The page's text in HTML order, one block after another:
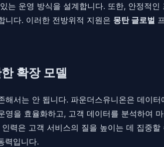
는 운영 방식을 설계합니다. 또한, 안정적
니다. 이러한 전방위적 지원은 몽탄 글로벌
확장 모델
해서는 안 됩니다. 파운더스유니온은 데이
영을 효율화하고, 고객 데이터를 분석하여
력은 고객 서비스의 질을 높이는 데 집중
력입니다.